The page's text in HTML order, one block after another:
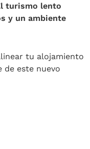
turismo lento
y un ambiente
tu alojamiento
este nuevo